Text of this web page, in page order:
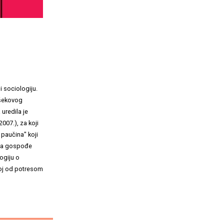
sociologiju.
uredila je
za koji
koji
gospođe
o
od potresom